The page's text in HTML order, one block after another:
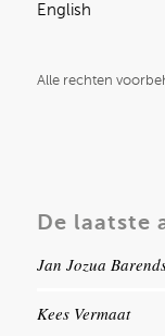
English
Alle rechten
De laatste
Jan Jozua
Kees Vermaat